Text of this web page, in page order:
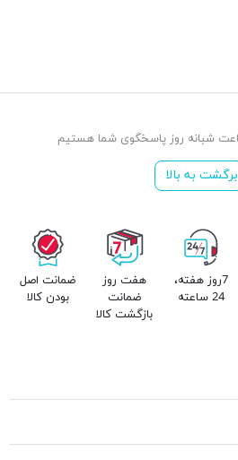
برگشت به بالا
7روز هفته،
24 ساعته
هفت روز
ضمانت
بازگشت کالا
ضمانت اصل
بودن کالا